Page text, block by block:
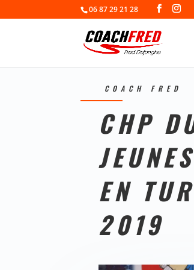
06 87 29 21 28
COACH FRED
CHP
EN
2019